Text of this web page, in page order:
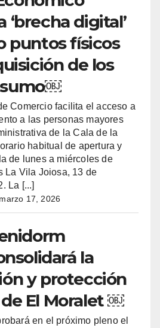
‘brecha digital’
puntos físicos
de los
Comercio facilita el acceso a
a las personas mayores
de la Cala de la
habitual de apertura y
de lunes a miércoles de
La Vila Joiosa, 13 de
La [...]
marzo 17, 2026
la
y protección
El Moralet ￼
en el próximo pleno el